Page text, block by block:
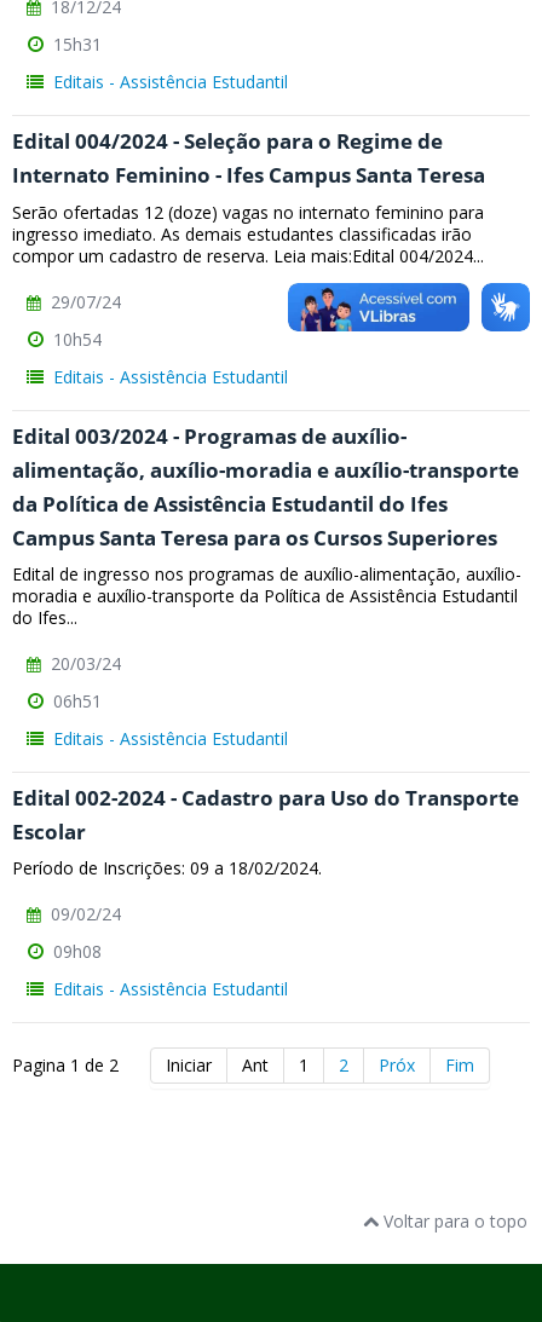
18/12/24
15h31
Editais - Assistência Estudantil
Edital 004/2024 - Seleção para o Regime de
Internato Feminino - Ifes Campus Santa Teresa
Serão ofertadas 12 (doze) vagas no internato feminino para
ingresso imediato. As demais estudantes classificadas irão
compor um cadastro de reserva. Leia mais:Edital 004/2024...
29/07/24
10h54
Editais - Assistência Estudantil
Edital 003/2024 - Programas de auxílio-
alimentação, auxílio-moradia e auxílio-transporte
da Política de Assistência Estudantil do Ifes
Campus Santa Teresa para os Cursos Superiores
Edital de ingresso nos programas de auxílio-alimentação, auxílio-
moradia e auxílio-transporte da Política de Assistência Estudantil
do Ifes...
20/03/24
06h51
Editais - Assistência Estudantil
Edital 002-2024 - Cadastro para Uso do Transporte
Escolar
Período de Inscrições: 09 a 18/02/2024.
09/02/24
09h08
Editais - Assistência Estudantil
Pagina 1 de 2 Iniciar Ant 1 2 Próx Fim
Voltar para o topo